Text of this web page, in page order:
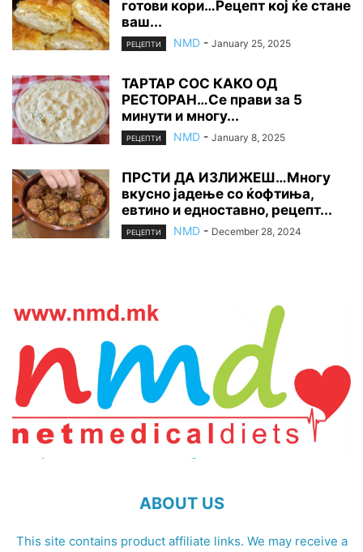
готови кори…Рецепт кој ќе стане
ваш...
РЕЦЕПТИ NMD - January 25, 2025
ТАРТАР СОС КАКО ОД
РЕСТОРАН…Се прави за 5
минути и многу...
РЕЦЕПТИ NMD - January 8, 2025
ПРСТИ ДА ИЗЛИЖЕШ…Многу
вкусно јадење со ќофтиња,
евтино и едноставно, рецепт...
РЕЦЕПТИ NMD - December 28, 2024
ABOUT US
This site contains product affiliate links. We may receive a